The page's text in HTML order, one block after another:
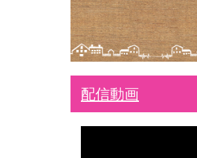
配信動画